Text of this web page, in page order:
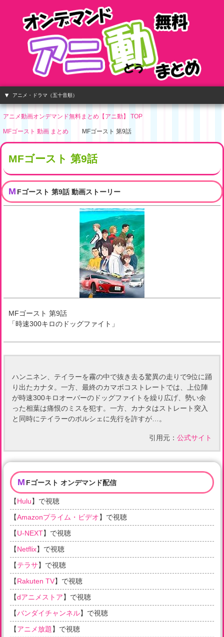
アニメ・ドラマ（五十音順）
アニメ動画オンデマンド無料まとめ【アニ動】 TOP
MFゴースト 動画 まとめ MFゴースト 第9話
MFゴースト 第9話
M Fゴースト 第9話 動画ストーリー
MFゴースト 第9話
「時速300キロのドッグファイト 」
ハンニネン、テイラーを霧の中で抜き去る驚異の走りで9位に踊
り出たカナタ。一方、最終のカマボコストレートでは、上位陣
が時速300キロオーバーのドッグファイトを繰り広げ、勢い余
った相葉は痛恨のミスを犯す。一方、カナタはストレート突入
と同時にテイラーのポルシェに先行を許すが…。
引用元： 公式サイト
M Fゴースト オンデマンド配信
【Hulu】で視聴
【Amazonプライム・ビデオ】で視聴
【U-NEXT】で視聴
【Netflix】で視聴
【テラサ】で視聴
【Rakuten TV】で視聴
【dアニメストア】で視聴
【バンダイチャンネル】で視聴
【アニメ放題】で視聴